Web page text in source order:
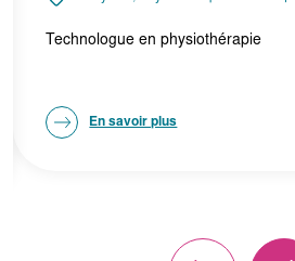
Technologue en Physiothérapie
En savoir plus